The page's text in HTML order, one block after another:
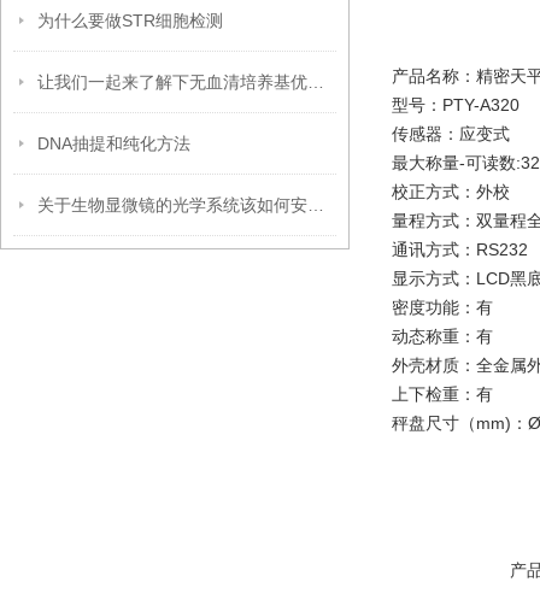
为什么要做STR细胞检测
DNA抽提和纯化方法
产品名称：精密天
型号：PTY-A320
传感器：应变式
最大称量-可读数
校正方式：外校
量程方式： 双量程
通讯方式：RS232
显示方式： LCD黑
密度功能：有
动态称重：有
外壳材质：全金属
上下检重：有
秤盘尺寸（mm)：
产